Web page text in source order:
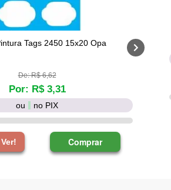
Tags 2450 15x20 Opa
De: R$ 6,62
Por: R$ 3,31
ou no PIX
Comprar